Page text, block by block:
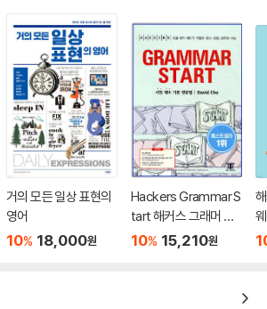
거의 모든 일상 표현의
영어
10% 18,000원
Hackers Grammar S
tart 해커스 그래머 스
타트
10% 15,210원